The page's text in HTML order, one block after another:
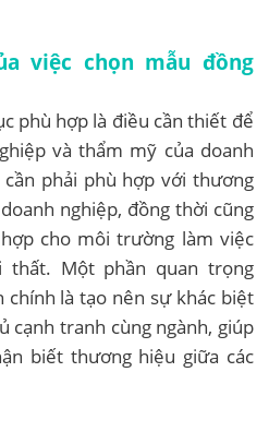
việc chọn mẫu đồng
phù hợp là điều cần thiết để
và thẩm mỹ của doanh
phải phù hợp với thương
nghiệp, đồng thời cũng
cho môi trường làm việc
thất. Một phần quan trọng
là tạo nên sự khác biệt
cạnh tranh cùng ngành, giúp
biết thương hiệu giữa các